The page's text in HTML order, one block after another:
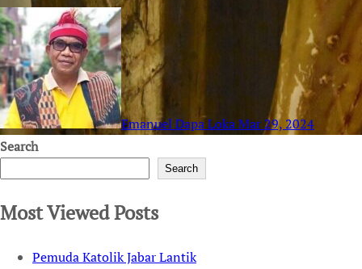
Emanuel Dapa LokaMar 29, 2024
Search
Search
Most Viewed Posts
Pemuda Katolik Jabar Lantik